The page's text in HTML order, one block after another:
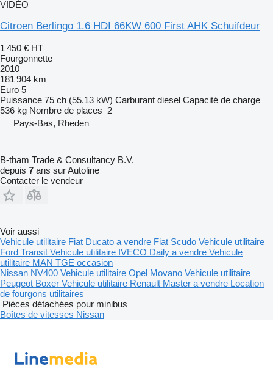
VIDÉO
Citroen Berlingo 1.6 HDI 66KW 600 First AHK Schuifdeur
1 450 € HT
Fourgonnette
2010
181 904 km
Euro 5
Puissance 75 ch (55.13 kW) Carburant diesel Capacité de charge
536 kg Nombre de places 2
Pays-Bas, Rheden
B-tham Trade & Consultancy B.V.
depuis 7 ans sur Autoline
Contacter le vendeur
Voir aussi
Vehicule utilitaire Fiat Ducato a vendre Fiat Scudo Vehicule utilitaire
Ford Transit Vehicule utilitaire IVECO Daily a vendre Vehicule
utilitaire MAN TGE occasion
Nissan NV400 Vehicule utilitaire Opel Movano Vehicule utilitaire
Peugeot Boxer Vehicule utilitaire Renault Master a vendre Location
de fourgons utilitaires
Pièces détachées pour minibus
Boîtes de vitesses Nissan